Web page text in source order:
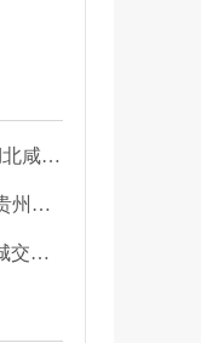
聚焦“小切口” 织密“防护网”——湖北咸安公安开展精准清查行动净化夏夜治安环境
宣讲声响在耳边 安全弦绷在心间 贵州交警深入开展夏季交通安全宣传活动
四川攀枝花警方破获一起特大“同城交友”电信网络诈骗案